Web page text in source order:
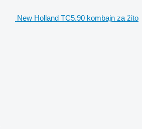
New Holland TC5.90 kombajn za žito